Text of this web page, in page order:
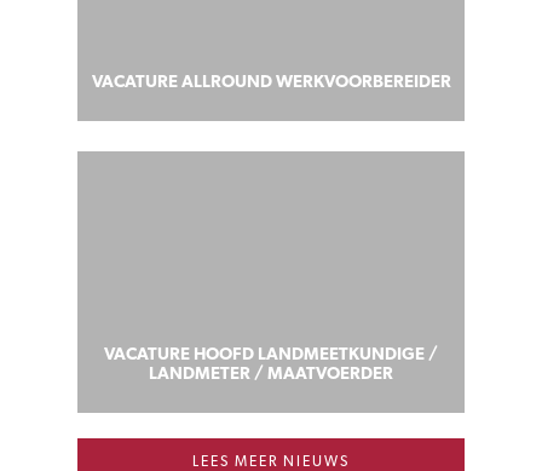
VACATURE ALLROUND WERKVOORBEREIDER
VACATURE HOOFD LANDMEETKUNDIGE /
LANDMETER / MAATVOERDER
LEES MEER NIEUWS